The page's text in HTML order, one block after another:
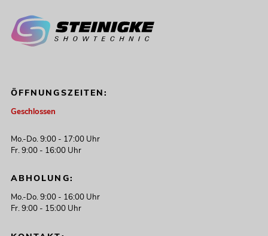
ÖFFNUNGSZEITEN:
Geschlossen
Mo.-Do. 9:00 - 17:00 Uhr
Fr. 9:00 - 16:00 Uhr
ABHOLUNG:
Mo.-Do. 9:00 - 16:00 Uhr
Fr. 9:00 - 15:00 Uhr